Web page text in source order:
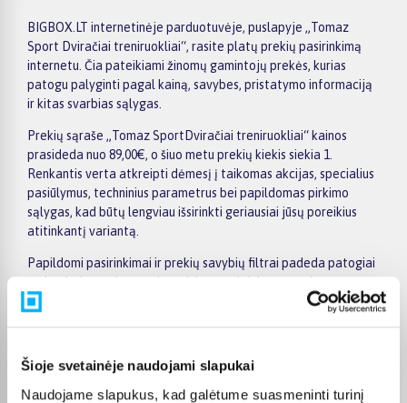
Šioje svetainėje naudojami slapukai
Naudojame slapukus, kad galėtume suasmeninti turinį
BIGBOX.LT internetinėje parduotuvėje, puslapyje „Tomaz
Sport Dviračiai treniruokliai“, rasite platų prekių pasirinkimą
internetu. Čia pateikiami žinomų gamintojų prekės, kurias
patogu palyginti pagal kainą, savybes, pristatymo informaciją
ir kitas svarbias sąlygas.
Prekių sąraše „Tomaz SportDviračiai treniruokliai“ kainos
prasideda nuo 89,00€, o šiuo metu prekių kiekis siekia 1.
Renkantis verta atkreipti dėmesį į taikomas akcijas, specialius
pasiūlymus, techninius parametrus bei papildomas pirkimo
sąlygas, kad būtų lengviau išsirinkti geriausiai jūsų poreikius
atitinkantį variantą.
Papildomi pasirinkimai ir prekių savybių filtrai padeda patogiai
susiaurinti asortimentą ir greičiau rasti tinkamą prekę.
Peržiūrėkite „Tomaz SportDviračiai treniruokliai“ pasiūlymus
terminą.